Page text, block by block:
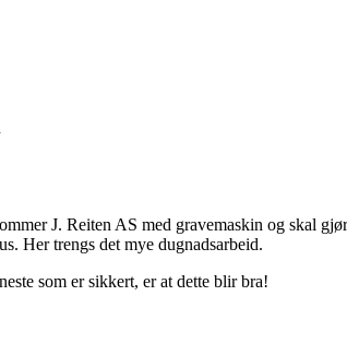
J. Reiten AS med gravemaskin og skal
Her trengs det mye dugnadsarbeid.
som er sikkert, er at dette blir bra!